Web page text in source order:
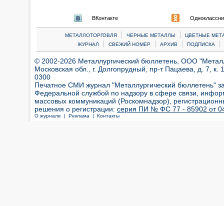
ВКонтакте
МЕТАЛЛОТОРГОВЛЯ | ЧЕРНЫЕ МЕТАЛЛЫ |
ЦВЕТНЫЕ
ЖУРНАЛ
| СВЕЖИЙ НОМЕР | АРХИВ | ПОДПИСКА |
© 2002-2026 Металлургический бюллетень, ООО
Московская обл., г. Долгопрудный, пр-т Пацаева, д. 7,
0300
Печатное СМИ журнал "Металлургический бюллетень"
Федеральной службой по надзору в сфере связи,
массовых коммуникаций (Роскомнадзор),
решения о регистрации: серия ПИ № ФС 77 - 85902 от 04
О журнале | Реклама | Контакты